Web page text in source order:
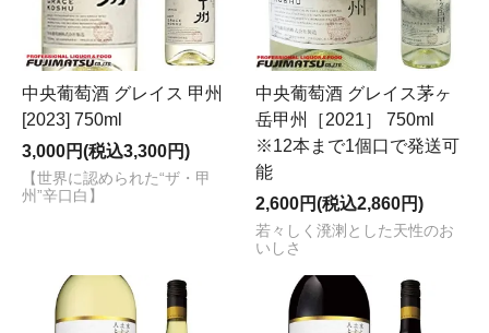
中央葡萄酒 グレイス 甲州
[2023] 750ml
3,000円(税込3,300円)
【世界に認められた“ザ・甲
州”辛口白】
中央葡萄酒 グレイス茅ヶ
岳甲州［2021］ 750ml
※12本まで1個口で発送可
能
2,600円(税込2,860円)
若々しく溌溂とした天性のお
いしさ